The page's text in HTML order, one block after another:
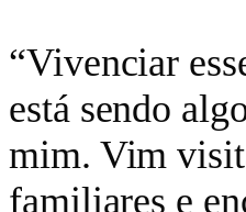
“Vivenciar
está sendo
mim. Vim
familiares e